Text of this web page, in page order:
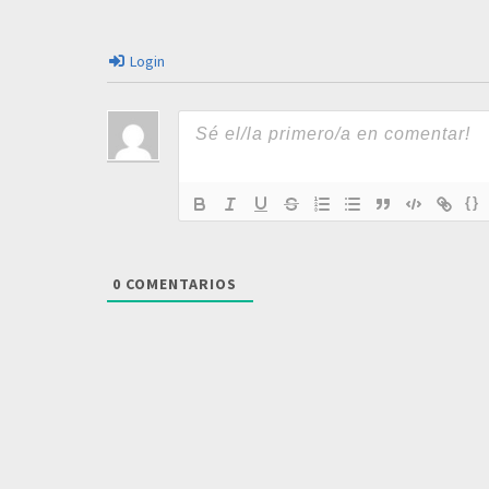
Login
{}
0 COMENTARIOS